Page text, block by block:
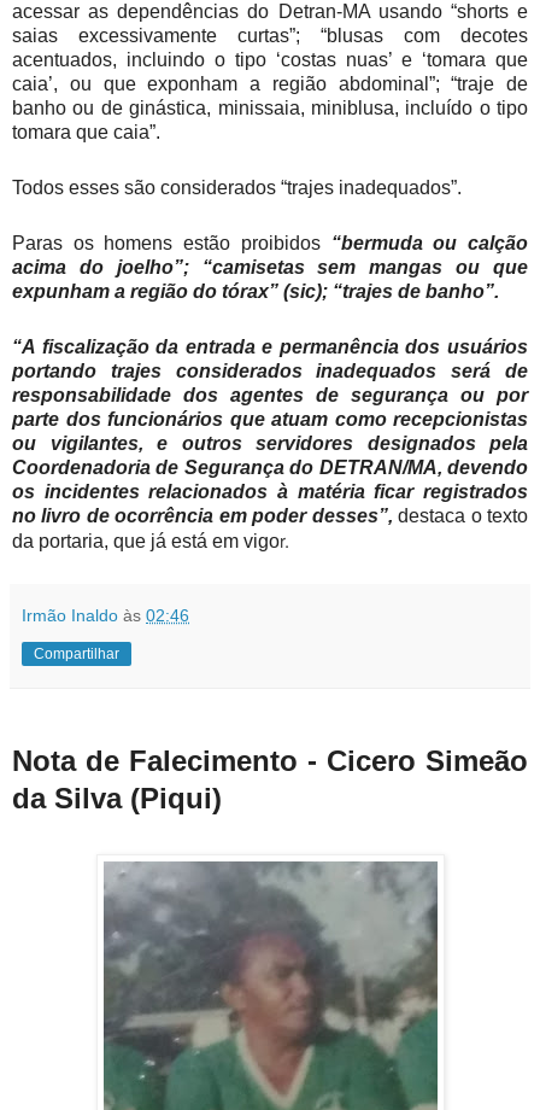
acessar as dependências do Detran-MA usando “shorts e
saias excessivamente curtas”; “blusas com decotes
acentuados, incluindo o tipo ‘costas nuas’ e ‘tomara que
caia’, ou que exponham a região abdominal”; “traje de
banho ou de ginástica, minissaia, miniblusa, incluído o tipo
tomara que caia”.
Todos esses são considerados “trajes inadequados”.
Paras os homens estão proibidos “bermuda ou calção
acima do joelho”; “camisetas sem mangas ou que
expunham a região do tórax” (sic); “trajes de banho”.
“A fiscalização da entrada e permanência dos usuários
portando trajes considerados inadequados será de
responsabilidade dos agentes de segurança ou por
parte dos funcionários que atuam como recepcionistas
ou vigilantes, e outros servidores designados pela
Coordenadoria de Segurança do DETRAN/MA, devendo
os incidentes relacionados à matéria ficar registrados
no livro de ocorrência em poder desses”, destaca o texto
da portaria, que já está em vigor.
Irmão Inaldo às 02:46
Compartilhar
Nota de Falecimento - Cicero Simeão
da Silva (Piqui)